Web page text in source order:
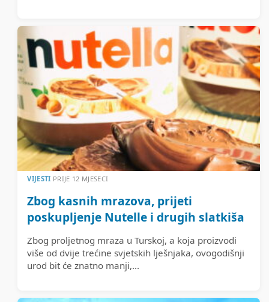
VIJESTI PRIJE 12 MJESECI
Zbog kasnih mrazova, prijeti
poskupljenje Nutelle i drugih slatkiša
Zbog proljetnog mraza u Turskoj, a koja proizvodi
više od dvije trećine svjetskih lješnjaka, ovogodišnji
urod bit će znatno manji,...